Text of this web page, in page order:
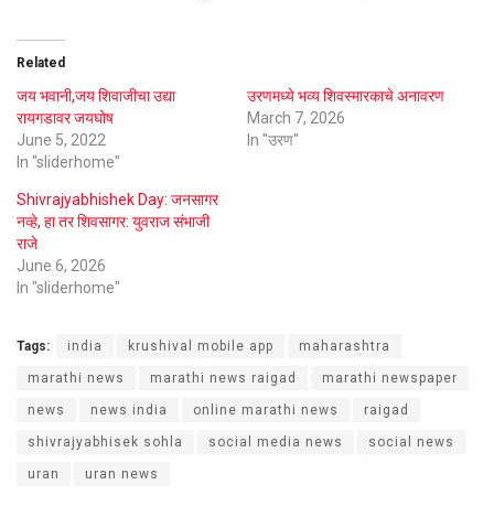
Related
जय भवानी,जय शिवाजीचा उद्या
रायगडावर जयघोष
June 5, 2022
In "sliderhome"
उरणमध्ये भव्य शिवस्मारकाचे अनावरण
March 7, 2026
In "उरण"
Shivrajyabhishek Day: जनसागर
नव्हे, हा तर शिवसागर: युवराज संभाजी
राजे
June 6, 2026
In "sliderhome"
Tags: india krushival mobile app maharashtra
marathi news marathi news raigad marathi newspaper
news news india online marathi news raigad
shivrajyabhisek sohla social media news social news
uran uran news